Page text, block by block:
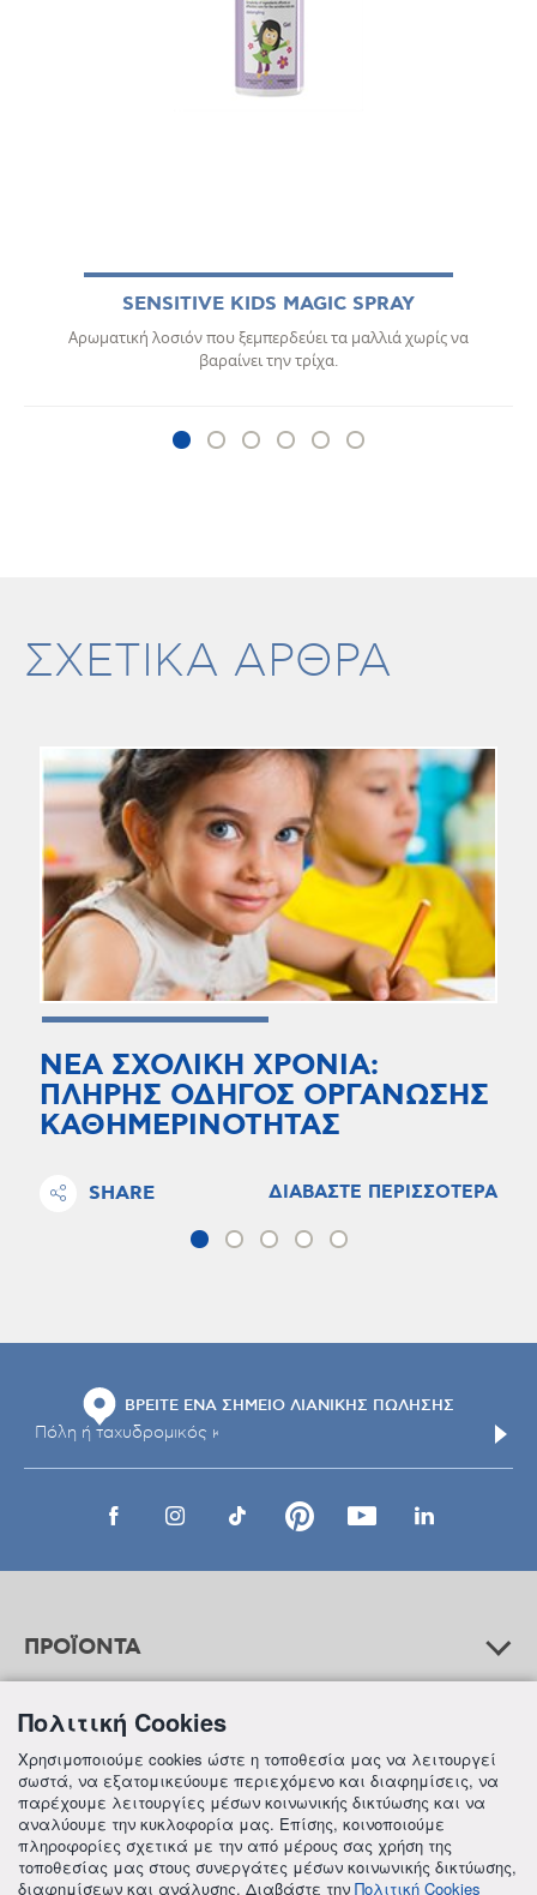
SENSITIVE KIDS MAGIC SPRAY
Αρωματική λοσιόν που ξεμπερδεύει τα μαλλιά χωρίς να
βαραίνει την τρίχα.
ΣΧΕΤΙΚΑ ΑΡΘΡΑ
ΝΕΑ ΣΧΟΛΙΚΗ ΧΡΟΝΙΑ:
ΠΛΗΡΗΣ ΟΔΗΓΟΣ ΟΡΓΑΝΩΣΗΣ
ΚΑΘΗΜΕΡΙΝΟΤΗΤΑΣ
SHARE ΔΙΑΒΑΣΤΕ ΠΕΡΙΣΣΟΤΕΡΑ
ΒΡΕΙΤΕ ΕΝΑ ΣΗΜΕΙΟ ΛΙΑΝΙΚΗΣ ΠΩΛΗΣΗΣ
ΠΡΟΪΟΝΤΑ
ΒΟΗΘΕΙΑ
ΠΛΗΡΟΦΟΡΙΕΣ
Πολιτική Cookies
Χρησιμοποιούμε cookies ώστε η τοποθεσία μας να λειτουργεί
σωστά, να εξατομικεύουμε περιεχόμενο και διαφημίσεις, να
παρέχουμε λειτουργίες μέσων κοινωνικής δικτύωσης και να
αναλύουμε την κυκλοφορία μας. Επίσης, κοινοποιούμε
πληροφορίες σχετικά με την από μέρους σας χρήση της
τοποθεσίας μας στους συνεργάτες μέσων κοινωνικής δικτύωσης,
διαφημίσεων και ανάλυσης. Διαβάστε την Πολιτική Cookies